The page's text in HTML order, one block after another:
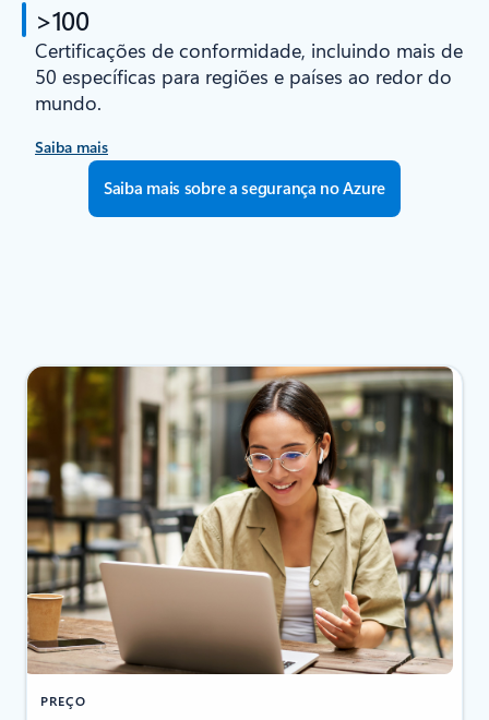
>100
Certificações de conformidade, incluindo mais de
50 específicas para regiões e países ao redor do
mundo.
Saiba mais
Saiba mais sobre a segurança no Azure
PREÇO